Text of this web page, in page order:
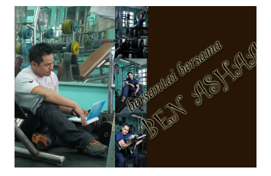
tanya sapa-sapa pun masa tu.. bila fikir-fikirkan balik terasa
jugak masa alahai teruknya kami sebagai ibubapa.. dan kami
terasa jugak semakin teruk bila abg long dah masuk 2 tahun
kat salah satu tadika swasta ni.. tapi nampaknya kenal huruf
pun tak tau.. pengsan aku bila ingat balik.. aku mula fikir
mungkin sebab abg long sendiri jenis budak yang ada
masalah dyslexia.. tapi minor la.. nanti la aku cerita pasal
dyslexia tu.. lepas tu kami buat keputusan pu...